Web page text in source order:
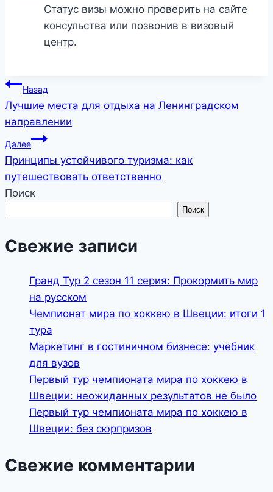
Статус визы можно проверить на сайте
консульства или позвонив в визовый
центр.
Навигация
по
записям
Назад
Лучшие места для отдыха на Ленинградском
направлении
Далее
Принципы устойчивого туризма: как
путешествовать ответственно
Поиск
Поиск
Свежие записи
Гранд Тур 2 сезон 11 серия: Прокормить мир
на русском
Чемпионат мира по хоккею в Швеции: итоги 1
тура
Маркетинг в гостиничном бизнесе: учебник
для вузов
Первый тур чемпионата мира по хоккею в
Швеции: неожиданных результатов не было
Первый тур чемпионата мира по хоккею в
Швеции: без сюрпризов
Свежие комментарии